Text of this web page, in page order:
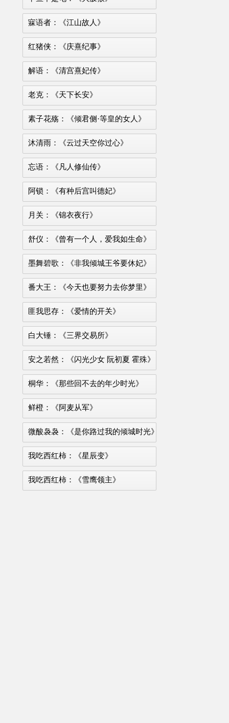
寐语者：《江山故人》
红猪侠：《庆熹纪事》
解语：《清宫熹妃传》
老克：《天下长安》
素子花殇：《倾君侧·等皇的女人》
沐清雨：《云过天空你过心》
忘语：《凡人修仙传》
阿锁：《有种后宫叫德妃》
月关：《锦衣夜行》
舒仪：《曾有一个人，爱我如生命》
墨舞碧歌：《非我倾城王爷要休妃》
番大王：《今天也要努力去你梦里》
匪我思存：《爱情的开关》
白大锤：《三界交易所》
安之若然：《闪光少女 阮初夏 霍殊》
桐华：《那些回不去的年少时光》
鲜橙：《阿麦从军》
微酸袅袅：《是你路过我的倾城时光》
我吃西红柿：《星辰变》
我吃西红柿：《雪鹰领主》